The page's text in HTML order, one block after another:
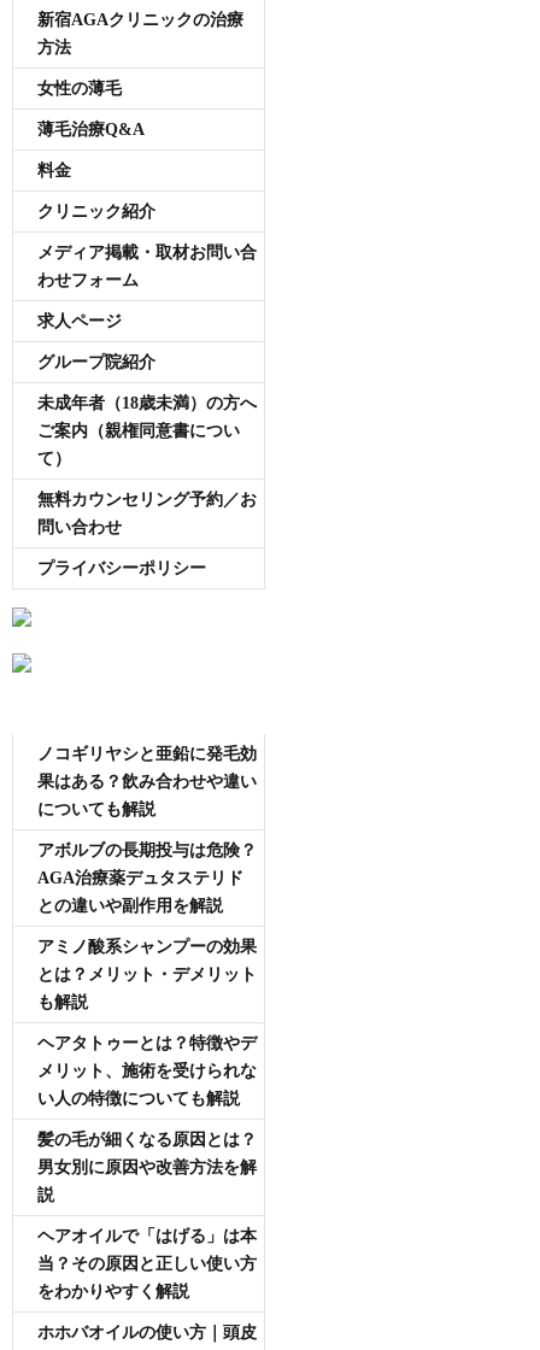
新宿AGAクリニックの治療
方法
女性の薄毛
薄毛治療Q&A
料金
クリニック紹介
メディア掲載・取材お問い合
わせフォーム
求人ページ
グループ院紹介
未成年者（18歳未満）の方へ
ご案内（親権同意書につい
て）
無料カウンセリング予約／お
問い合わせ
プライバシーポリシー
ノコギリヤシと亜鉛に発毛効
果はある？飲み合わせや違い
についても解説
アボルブの長期投与は危険？
AGA治療薬デュタステリド
との違いや副作用を解説
アミノ酸系シャンプーの効果
とは？メリット・デメリット
も解説
ヘアタトゥーとは？特徴やデ
メリット、施術を受けられな
い人の特徴についても解説
髪の毛が細くなる原因とは？
男女別に原因や改善方法を解
説
ヘアオイルで「はげる」は本
当？その原因と正しい使い方
をわかりやすく解説
ホホバオイルの使い方｜頭皮